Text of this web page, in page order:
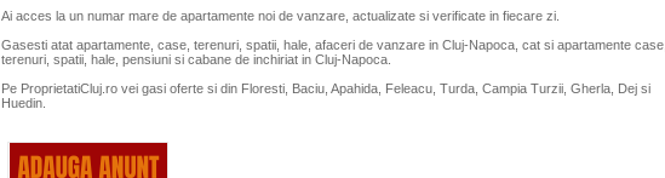
Ai acces la un numar mare de apartamente noi de vanzare , actualizate si verificate in fiecare zi.
Gasesti atat apartamente case terenuri spatii hale afaceri de vanzare in Cluj-Napoca, cat si apartamente case
terenuri spatii hale pensiuni si cabane de inchiriat in Cluj-Napoca.
Pe ProprietatiCluj.ro vei gasi oferte si din Floresti, Baciu, Apahida, Feleacu, Turda, Campia Turzii, Gherla, Dej si
Huedin.